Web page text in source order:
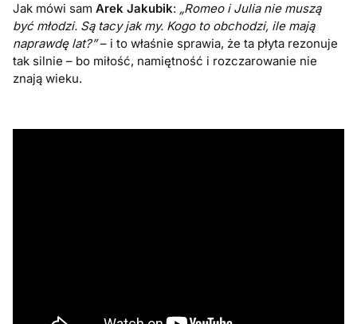
Jak mówi samArek Jakubik: „Romeo i Julia nie muszą
być młodzi. Są tacy jak my. Kogo to obchodzi, ile mają
naprawdę lat?”– i to właśnie sprawia, że ta płyta rezonuje
tak silnie – bo miłość, namiętność i rozczarowanie nie
znają wieku.